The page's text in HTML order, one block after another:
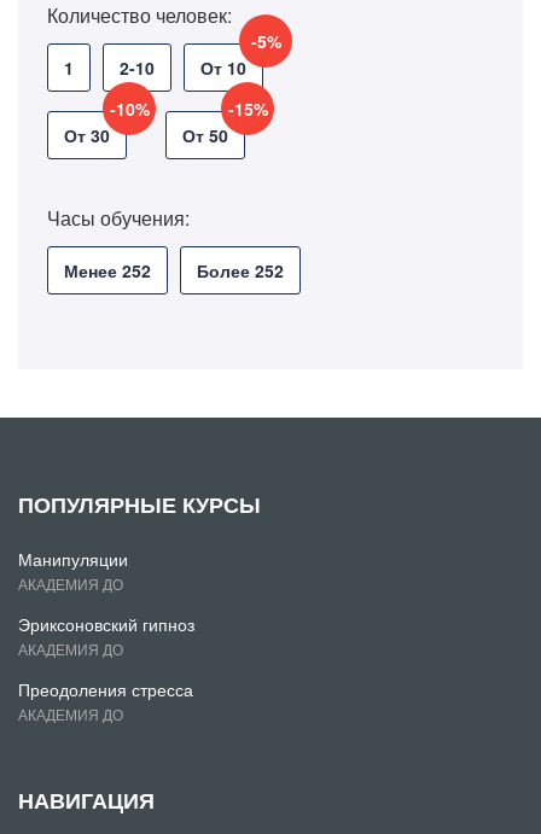
Количество человек:
1 2-10 От 10
-5%
От 30
-10%
От 50
-15%
Часы обучения:
Менее 252 Более 252
ПОПУЛЯРНЫЕ КУРСЫ
Манипуляции
АКАДЕМИЯ ДО
Эриксоновский гипноз
АКАДЕМИЯ ДО
Преодоления стресса
АКАДЕМИЯ ДО
НАВИГАЦИЯ